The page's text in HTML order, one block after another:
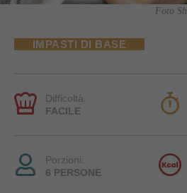
Foto
IMPASTI DI BASE
Difficoltà:
FACILE
Porzioni:
6 PERSONE